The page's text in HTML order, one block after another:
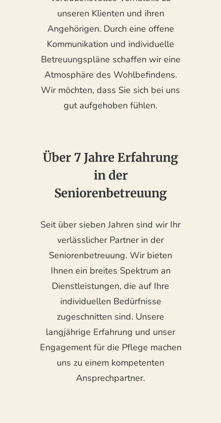
unseren Klienten und ihren
Angehörigen. Durch eine offene
Kommunikation und individuelle
Betreuungspläne schaffen wir eine
Atmosphäre des Wohlbefindens.
Wir möchten, dass Sie sich bei uns
gut aufgehoben fühlen.
Über 7 Jahre Erfahrung
in der
Seniorenbetreuung
Seit über sieben Jahren sind wir Ihr
verlässlicher Partner in der
Seniorenbetreuung. Wir bieten
Ihnen ein breites Spektrum an
Dienstleistungen, die auf Ihre
individuellen Bedürfnisse
zugeschnitten sind. Unsere
langjährige Erfahrung und unser
Engagement für die Pflege machen
uns zu einem kompetenten
Ansprechpartner.